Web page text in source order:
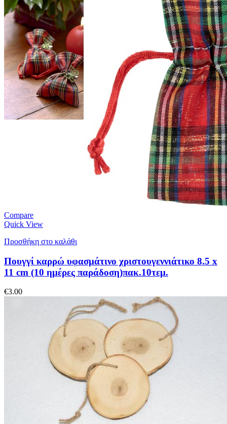
Compare
Quick View
Προσθήκη στο καλάθι
Πουγγί καρρώ υφασμάτινο χριστουγεννιάτικο 8.5 x
11 cm (10 ημέρες παράδοση)πακ.10τεμ.
€3.00